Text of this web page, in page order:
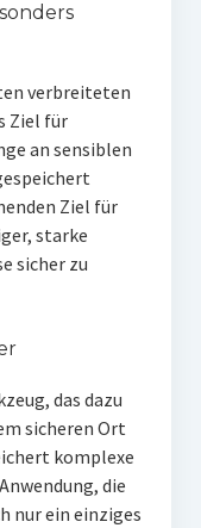
verbreiteten
Ziel für
an sensiblen
Ziel für
starke
sicher zu
das dazu
sicheren Ort
komplexe
die
nur ein einziges